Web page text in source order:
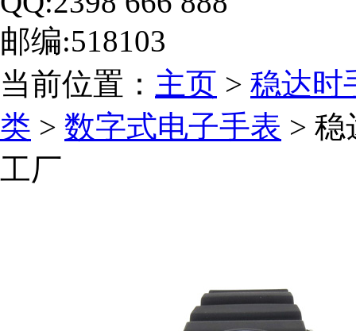
邮编:518103
当前位置： 主页 > 稳达时
类 > 数字式电子手表 > 稳
工厂